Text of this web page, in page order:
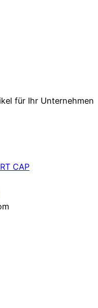
für Ihr Unternehmen
CAP